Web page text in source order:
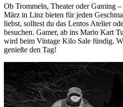
Ob Trommeln, Theater oder Gaming
März in Linz bieten für jeden
liebst, solltest du das Lentos Atelier
besuchen. Gamer, ab ins Mario Kart
wird beim Vintage Kilo Sale fündig.
genieße den Tag!